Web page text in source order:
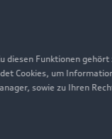
diesen Funktionen gehört
Cookies, um
sowie zu Ihren